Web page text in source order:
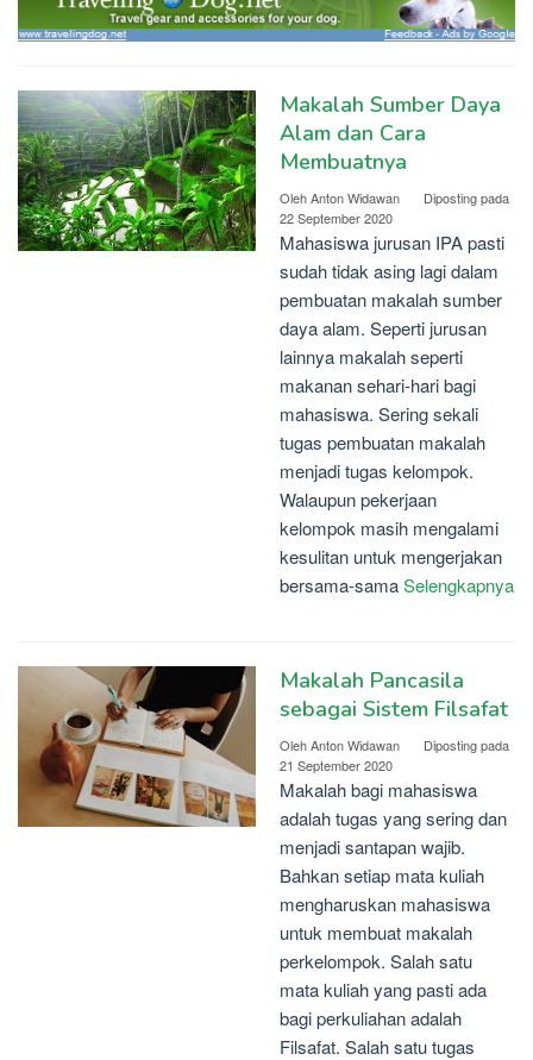
Makalah Sumber Daya
Alam dan Cara
Membuatnya
OlehAnton Widawan
Diposting pada
22 September 2020
Mahasiswa jurusan IPA pasti
sudah tidak asing lagi dalam
pembuatan makalah sumber
daya alam. Seperti jurusan
lainnya makalah seperti
makanan sehari-hari bagi
mahasiswa. Sering sekali
tugas pembuatan makalah
menjadi tugas kelompok.
Walaupun pekerjaan
kelompok masih mengalami
kesulitan untuk mengerjakan
bersama-samaSelengkapnya
Makalah Pancasila
sebagai Sistem Filsafat
OlehAnton Widawan
Diposting pada
21 September 2020
Makalah bagi mahasiswa
adalah tugas yang sering dan
menjadi santapan wajib.
Bahkan setiap mata kuliah
mengharuskan mahasiswa
untuk membuat makalah
perkelompok. Salah satu
mata kuliah yang pasti ada
bagi perkuliahan adalah
Filsafat. Salah satu tugas